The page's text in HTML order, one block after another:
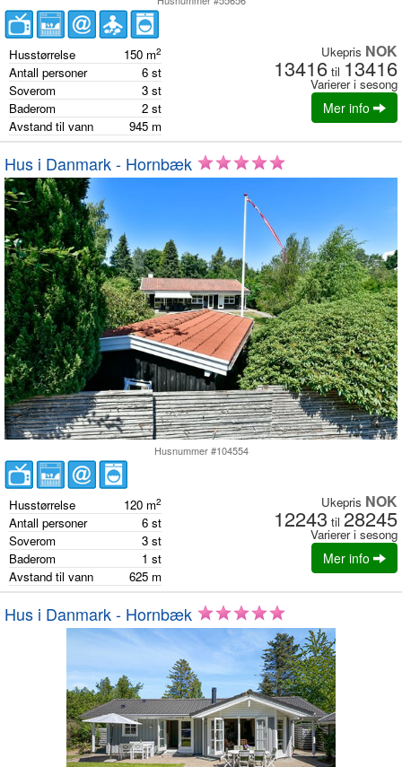
Husstørrelse 150 m2
Antall personer 6 st
Soverom
3 st
Baderom
2 st
Avstand til vann
945 m
Ukepris NOK
13416 til 13416
Varierer i sesong
Mer info
Hus i Danmark - Hornbæk
Husnummer #104554
Husstørrelse 120 m2
Antall personer 6 st
Soverom
3 st
Baderom
1 st
Avstand til vann
625 m
Ukepris NOK
12243 til 28245
Varierer i sesong
Mer info
Hus i Danmark - Hornbæk